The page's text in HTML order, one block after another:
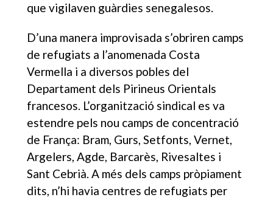
que vigilaven guàrdies senegalesos.
D’una manera improvisada s’obriren camps
de refugiats a l’anomenada Costa
Vermella i a diversos pobles del
Departament dels Pirineus Orientals
francesos. L’organització sindical es va
estendre pels nou camps de concentració
de França: Bram, Gurs, Setfonts, Vernet,
Argelers, Agde, Barcarès, Rivesaltes i
Sant Cebrià. A més dels camps pròpiament
dits, n’hi havia centres de refugiats per